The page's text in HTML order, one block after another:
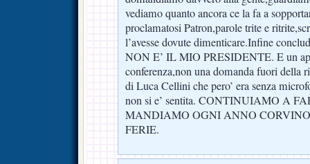
vediamo quanto ancora ce la fa a
proclamatosi Patron,parole trite e
l’avesse dovute dimenticare.Infine
NON E’ IL MIO PRESIDENTE. E un
conferenza,non una domanda fuori della
di Luca Cellini che pero’ era senza
non si e’ sentita. CONTINUIAMO A
MANDIAMO OGNI ANNO
FERIE.